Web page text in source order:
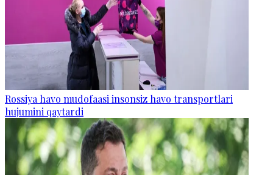
Rossiya havo mudofaasi insonsiz havo transportlari
hujumini qaytardi